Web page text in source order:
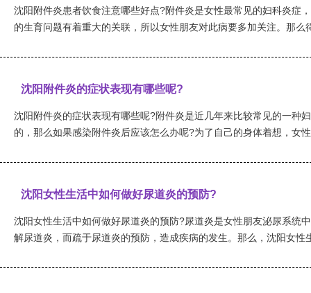
沈阳附件炎患者饮食注意哪些好点?附件炎是女性最常见的妇科炎症
的生育问题有着重大的关联，所以女性朋友对此病要多加关注。那么
沈阳附件炎的症状表现有哪些呢?
沈阳附件炎的症状表现有哪些呢?附件炎是近几年来比较常见的一种
的，那么如果感染附件炎后应该怎么办呢?为了自己的身体着想，女
沈阳女性生活中如何做好尿道炎的预防?
沈阳女性生活中如何做好尿道炎的预防?尿道炎是女性朋友泌尿系统
解尿道炎，而疏于尿道炎的预防，造成疾病的发生。那么，沈阳女性